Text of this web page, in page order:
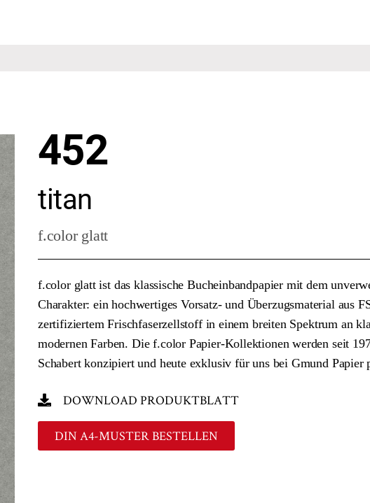
452
titan
f.color glatt
f.color glatt ist das klassische Bucheinbandpapier mit dem
Charakter: ein hochwertiges Vorsatz- und Überzugsmaterial aus
zertifiziertem Frischfaserzellstoff in einem breiten Spektrum an
modernen Farben. Die f.color Papier-Kollektionen werden seit
Schabert konzipiert und heute exklusiv für uns bei Gmund Papier
DOWNLOAD PRODUKTBLATT
DIN A4-MUSTER BESTELLEN